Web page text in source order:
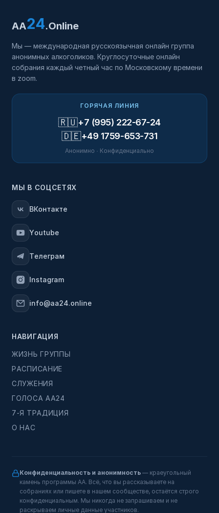
AA24.Online
Мы — международная русскоязычная онлайн группа
анонимных алкоголиков. Круглосуточные онлайн
собрания каждый четный час по Московскому времени
в zoom.
ГОРЯЧАЯ ЛИНИЯ
🇷🇺+7 (995) 222-67-24
🇩🇪+49 1759-653-731
Анонимно · Конфиденциально
МЫ В СОЦСЕТЯХ
ВКонтакте
Youtube
Телеграм
Instagram
info@aa24.online
НАВИГАЦИЯ
ЖИЗНЬ ГРУППЫ
РАСПИСАНИЕ
СЛУЖЕНИЯ
ГОЛОСА АА24
7-Я ТРАДИЦИЯ
О НАС
Конфиденциальность и анонимность — краеугольный
камень программы АА. Всё, что вы рассказываете на
собраниях или пишете в нашем сообществе, остаётся строго
конфиденциальным. Мы никогда не запрашиваем и не
раскрываем личные данные участников.